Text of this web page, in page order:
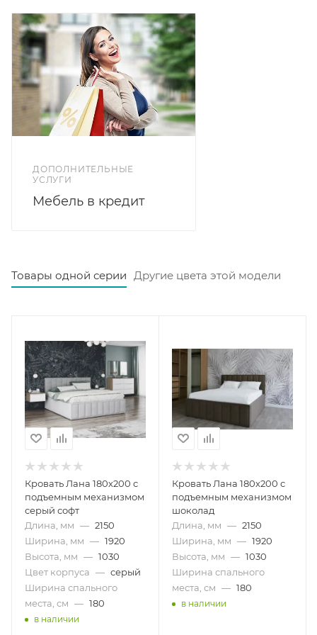
велюровой обивкой синего цвета - это стильное и
функциональное решение для комфортного отдыха,
которое сочетает в себе качество, удобство и
эстетику.
Дно ящика ДСП 10 мм. Допустимая нагрузка до 400
кг равномерно распределенной нагрузки. Утопание
обивки микровелюр: синий софт.
ДОПОЛНИТЕЛЬНЫЕ
УСЛУГИ
Мебель в кредит
Товары одной серии Другие цвета этой модели
Кровать Лана 180х200 с
подъемным механизмом
серый софт
Длина, мм — 2150
Ширина, мм — 1920
Высота, мм — 1030
Цвет корпуса — серый
Ширина спального
места, см — 180
в наличии
Кровать Лана 180х200 с
подъемным механизмом
шоколад
Длина, мм — 2150
Ширина, мм — 1920
Высота, мм — 1030
Ширина спального
места, см — 180
в наличии